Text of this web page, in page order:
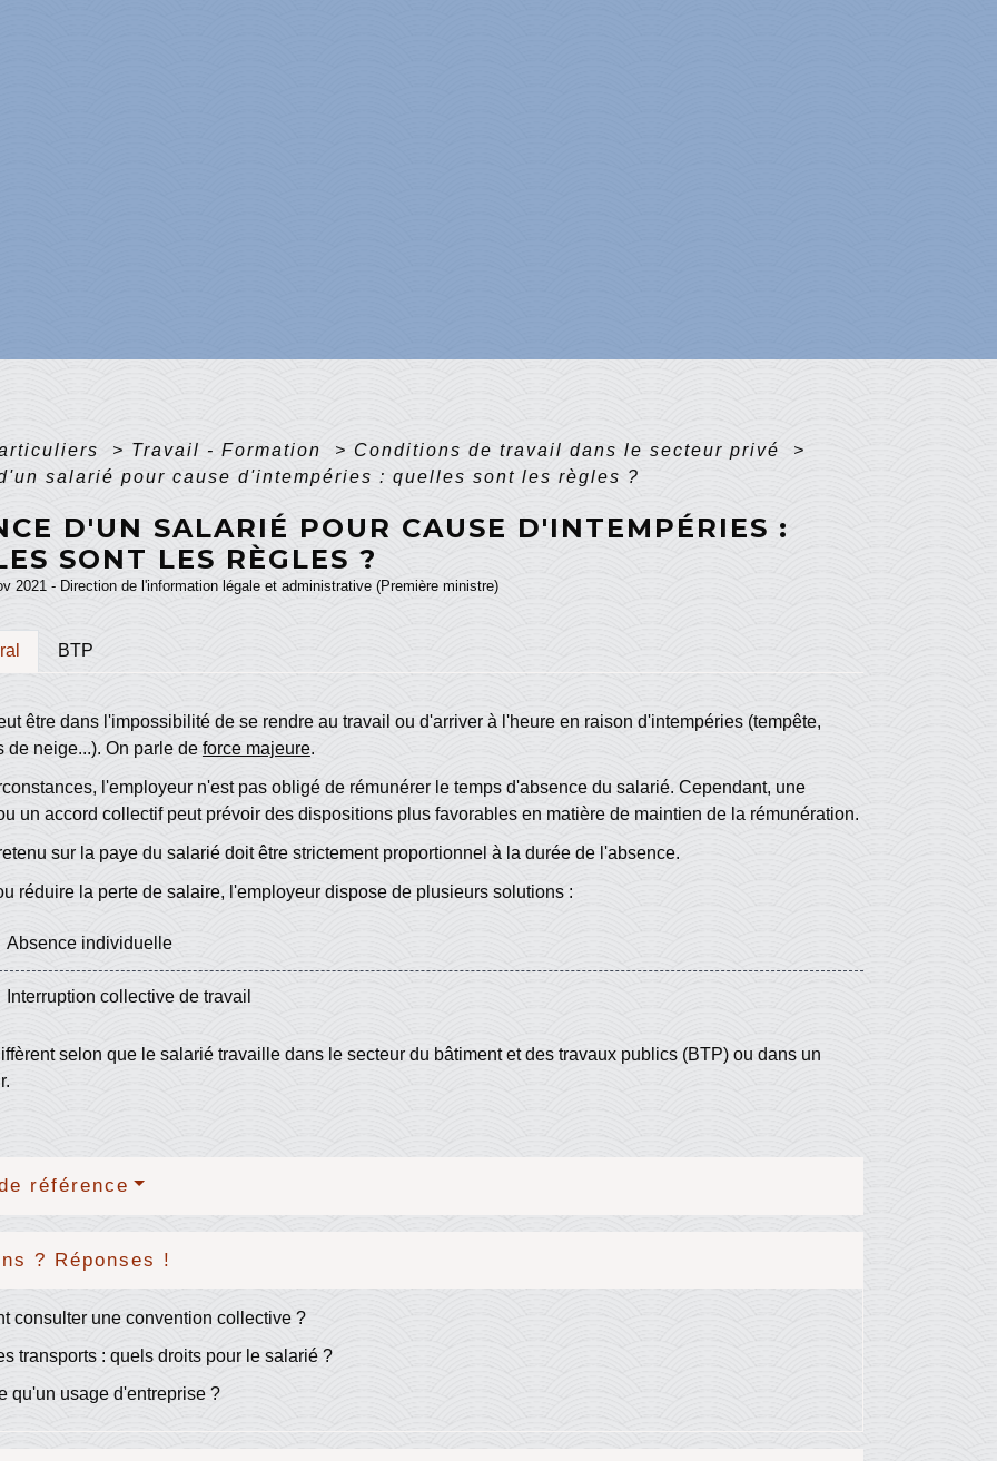
> Travail - Formation > Conditions de travail dans le secteur privé
>
salarié pour cause d'intempéries : quelles sont les règles ?
D'UN SALARIÉ POUR CAUSE D'INTEMPÉRIES :
SONT LES RÈGLES ?
2021 - Direction de l'information légale et administrative (Première ministre)
BTP
être dans l'impossibilité de se rendre au travail ou d'arriver à l'heure en raison d'intempéries (tempête,
de neige...). On parle de force majeure.
l'employeur n'est pas obligé de rémunérer le temps d'absence du salarié. Cependant, une
un accord collectif peut prévoir des dispositions plus favorables en matière de maintien de la rémunération.
sur la paye du salarié doit être strictement proportionnel à la durée de l'absence.
réduire la perte de salaire, l'employeur dispose de plusieurs solutions :
Absence individuelle
Interruption collective de travail
selon que le salarié travaille dans le secteur du bâtiment et des travaux publics (BTP) ou dans un
référence
? Réponses !
consulter une convention collective ?
transports : quels droits pour le salarié ?
qu'un usage d'entreprise ?